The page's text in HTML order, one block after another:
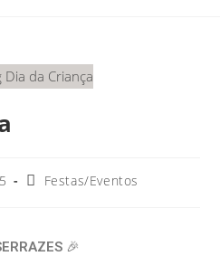
Festas/Eventos
🎉